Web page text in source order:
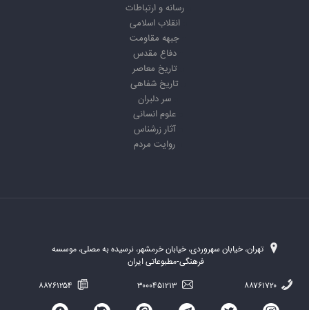
رسانه و ارتباطات
انقلاب اسلامی
جبهه مقاومت
دفاع مقدس
تاریخ معاصر
تاریخ شفاهی
سر دلبران
علوم انسانی
آثار زرشناس
روایت مردم
تهران، خیابان سهروردی، خیابان خرمشهر، نرسیده به مصلی، موسسه
فرهنگی-مطبوعاتی ایران